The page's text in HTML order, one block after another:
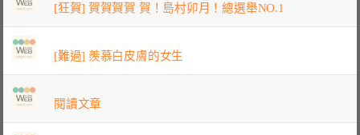
[狂賀] 賀賀賀賀 賀！島村卯月！總選舉NO.1
[難過] 羨慕白皮膚的女生
閱讀文章